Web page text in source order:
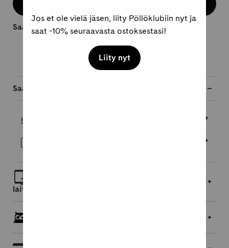
Saatavilla heti.
Saatavilla myös
Kovakantinen
laitteellesi
Jos et ole vielä jäsen, liity Pöllöklubiin nyt ja
saat -10% seuraavasta ostoksestasi!
Liity nyt